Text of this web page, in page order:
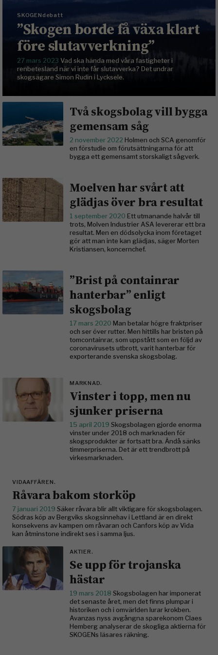
SKOGENdebatt
”Skogen borde få växa klart
före slutavverkning”
27 mars 2023 Vad ska hända med våra fastigheter i
renbetesland när vi inte får slutavverka? Det undrar
skogsägare Simon Rudin i Lycksele.
Två skogsbolag vill bygga
gemensam såg
2 november 2022 Holmen och SCA genomför
en förstudie om förutsättningarna för att
bygga ett gemensamt storskaligt sågverk.
Moelven har svårt att
glädjas över bra resultat
1 september 2020 Ett utmanande halvår till
trots, Molven Industrier ASA levererar ett bra
resultat. Men en dödsolycka inom företaget
gör att man inte kan glädjas, säger Morten
Kristiansen, koncernchef.
”Brist på containrar
hanterbar” enligt
skogsbolag
17 mars 2020 Man betalar högre fraktpriser
och ser över rutter. Men hittills har bristen på
tomcontainrar, som uppstått som en följd av
coronavirusets utbrott, varit hanterbar för
exporterande svenska skogsbolag.
MARKNAD.
Vinster i topp, men nu
sjunker priserna
15 april 2019 Skogsbolagen gjorde enorma
vinster under 2018 och marknaden för
skogsprodukter är fortsatt bra. Ändå sänks
timmerpriserna. Det är ett trend­brott på
virkesmarknaden.
VIDAAFFÄREN.
Råvara bakom storköp
7 januari 2019 Säker råvara blir allt viktigare för skogsbolagen.
Södras köp av Bergviks skogs­innehav i Lettland är en direkt
konsekvens av kampen om råvaran och Canfors köp av Vida
kan åtminstone indirekt ses i samma ljus.
AKTIER.
Se upp för ­trojanska
hästar
19 mars 2018 Skogsbolagen har imponerat
det senaste året, men det finns plumpar i
historiken och i omvärlden lurar krokben.
Avanzas nyss avgångna sparekonom Claes
Hemberg analyserar de skogliga aktierna för
SKOGENs läsares räkning.